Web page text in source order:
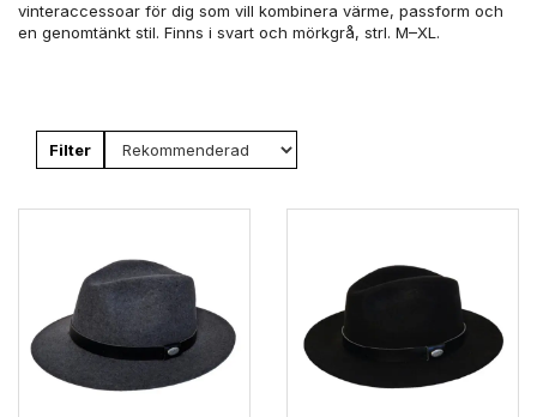
vinteraccessoar för dig som vill kombinera värme, passform och
en genomtänkt stil. Finns i svart och mörkgrå, strl. M–XL.
Filter